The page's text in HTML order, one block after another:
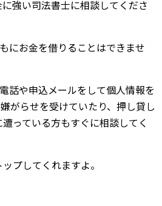
強い司法書士に相談してくださ
にお金を借りることはできませ
話や申込メールをして個人情報を
がらせを受けていたり、押し貸し
っている方もすぐに相談してく
プしてくれますよ。